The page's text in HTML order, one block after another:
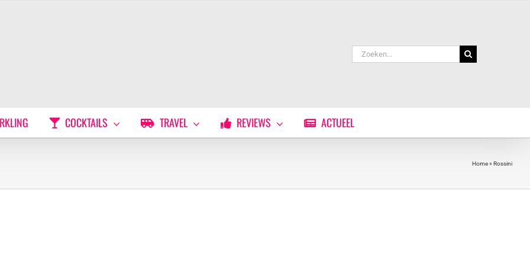
Zoeken
naar:
COCKTAILS TRAVEL REVIEWS ACTUEEL
Home» Rossini